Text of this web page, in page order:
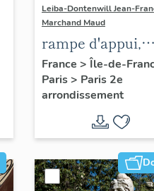
Leiba-Dontenwill Jean-
Marchand Maud
rampe d'appui,
escalier de la
à porte cochère
étudié)
France > Île-de-
Paris> Paris 2e
arrondissement